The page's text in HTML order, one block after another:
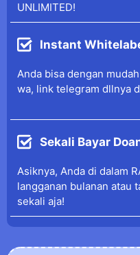
UNLIMITED!
Instant
Anda bisa dengan
wa, link telegram dllnya
Sekali Bayar
Asiknya, Anda di dalam
langganan bulanan atau
sekali aja!